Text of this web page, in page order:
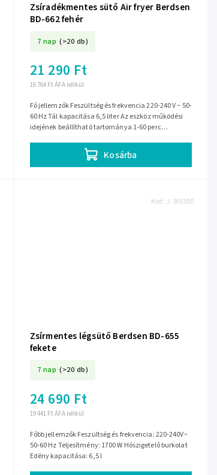
Zsíradékmentes sütő Air fryer Berdsen
BD-662 fehér
7 nap (>20 db)
16 764 Ft ÁFA nélkül
21 290 Ft
Kosárba
Fő jellemzők Feszültség és frekvencia 220-240 V ~ 50-
60 Hz Tál kapacitása 6,5 liter Az eszköz működési
idejének beállítható tartománya 1-60 perc
Zsírmentes légsütő Berdsen BD-655
fekete
7 nap (>20 db)
19 441 Ft ÁFA nélkül
24 690 Ft
Főbb jellemzők Feszültség és frekvencia: 220-240V~
50-60 Hz Teljesítmény: 1700 W Hőszigetelő burkolat
Edény kapacitása: 6,5 l
Kód: J-365500